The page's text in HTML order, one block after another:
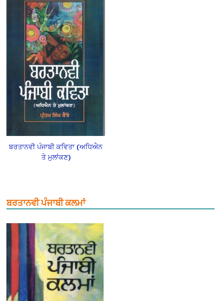
ਬਰਤਾਨਵੀ ਪੰਜਾਬੀ ਕਵਿਤਾ (ਅਧਿਐਨ
ਤੇ ਮੁਲਾਂਕਣ)
ਬਰਤਾਨਵੀ ਪੰਜਾਬੀ ਕਲਮਾਂ